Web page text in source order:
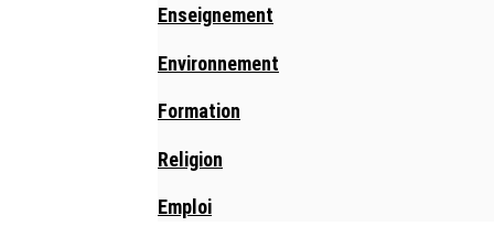
Enseignement
Environnement
Formation
Religion
Emploi